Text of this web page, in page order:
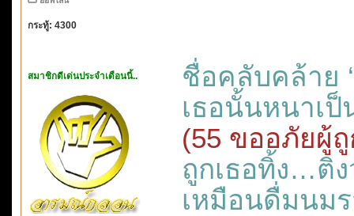
กระทู้: 4300
สมาชิกดีเด่นประจำเดือนนี้..
ชื่อคลับคล้าย
เธอนั้นหนาเ
(55 ขออภัยผู้
ถูกเธอทิ้ง…ติ
เหมือนดื่มนม